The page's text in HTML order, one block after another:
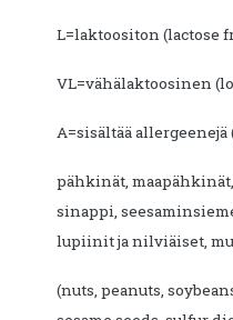
L=laktoositon (lactose
VL=vähälaktoosinen
A=sisältää
pähkinät,
sinappi,
lupiinit ja nilviäiset,
(nuts, peanuts,